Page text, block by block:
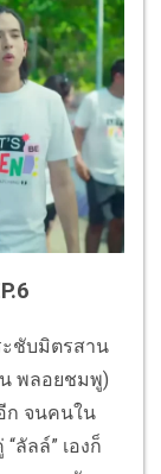
ะชับมิตรสาน
พลอยชมพู)
ก จนคนใน
ลัลล์” เองก็